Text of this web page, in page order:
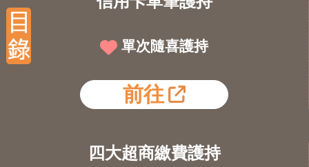
單次隨喜護持
前往
四大超商繳費護持